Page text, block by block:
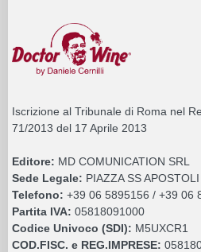
Iscrizione al Tribunale di Roma nel
71/2013 del 17 Aprile 2013
Editore: MD COMUNICATION SRL
Sede Legale: PIAZZA SS
Telefono: +39 06 5895156 / +39 06
Partita IVA: 05818091000
Codice Univoco (SDI): M5UXCR1
COD.FISC. e REG.IMPRESE: